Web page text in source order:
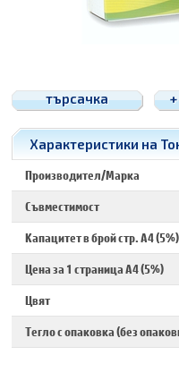
търсачка
Характеристики на
Производител/Марка
Съвместимост
Капацитет в брой стр. A4 (5%)
Цена за 1 страница A4 (5%)
Цвят
Тегло с опаковка (без